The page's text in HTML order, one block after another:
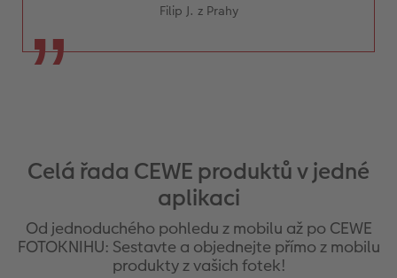
Filip J. z Prahy
Celá řada CEWE produktů v jedné
aplikaci
Od jednoduchého pohledu z mobilu až po CEWE
FOTOKNIHU: Sestavte a objednejte přímo z mobilu
produkty z vašich fotek!